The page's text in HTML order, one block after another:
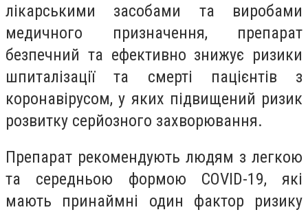
лікарськими засобами та виробами
медичного призначення, препарат
безпечний та ефективно знижує ризики
шпиталізації та смерті пацієнтів з
коронавірусом, у яких підвищений ризик
розвитку серйозного захворювання.
Препарат рекомендують людям з легкою
та середньою формою COVID-19, які
мають принаймні один фактор ризику